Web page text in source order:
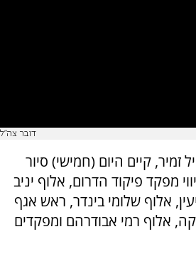
דובר צה"ל
זמיר, קיים היום (חמישי) סיור
מפקד פיקוד הדרום, אלוף יניב
אלוף שלומי בינדר, ראש אגף
אלוף רמי אבודרהם ומפקדים